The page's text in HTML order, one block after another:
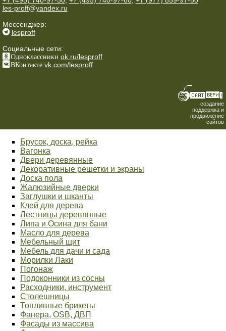
les-proff@yandex.ru
Мессенджер:
lesproff
Социальные сети:
Одноклассники ok.ru/lesproff
ВКонтакте vk.com/lesproff
создание
поддержка и
продвижение
сайтов
Брусок, доска, рейка
Вагонка
Двери деревянные
Декоративные решетки и экраны
Доска пола
Жалюзийные дверки
Заглушки и шканты
Клей для дерева
Лестницы деревянные
Липа и Осина для бани
Масло для дерева
Мебельный щит
Мебель для дачи и сада
Морилки Лаки
Погонаж
Подоконники из сосны
Расходники, инструмент
Столешницы
Топливные брикеты
Фанера, OSB, ДВП
Фасады из массива